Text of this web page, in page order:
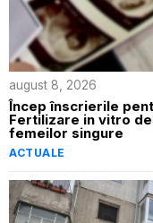
august 8, 2026
Încep înscrierile
Fertilizare in vitro
femeilor singure
ACTUALE